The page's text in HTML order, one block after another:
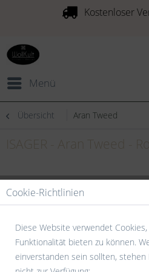
Kostenloser
Menü
Übersicht Aran Tweed
Cookie-Richtlinien
Diese Website verwendet
Funktionalität bieten zu können.
einverstanden sein sollten,